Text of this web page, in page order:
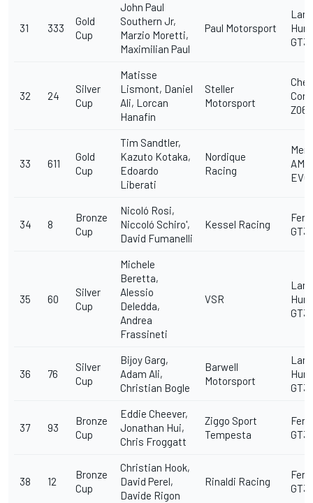
31 333
Gold
Cup
John Paul
Southern Jr,
Marzio Moretti,
Maximilian Paul
Paul Motorsport
GT3
32 24
Silver
Cup
Matisse
Lismont, Daniel
Ali, Lorcan
Hanafin
Steller
Motorsport
Z06
33 611
Gold
Cup
Tim Sandtler,
Kazuto Kotaka,
Edoardo
Liberati
Nordique
Racing
EVO
34 8
Bronze
Cup
Nicoló Rosi,
Niccoló Schiro',
David Fumanelli
Kessel Racing
GT3
35 60
Silver
Cup
Michele
Beretta,
Alessio
Deledda,
Andrea
Frassineti
VSR
GT3
36 76
Silver
Cup
Bijoy Garg,
Adam Ali,
Christian Bogle
Barwell
Motorsport
GT3
37 93
Bronze
Cup
Eddie Cheever,
Jonathan Hui,
Chris Froggatt
Ziggo Sport
Tempesta
GT3
38 12
Bronze
Cup
Christian Hook,
David Perel,
Davide Rigon
Rinaldi Racing
GT3